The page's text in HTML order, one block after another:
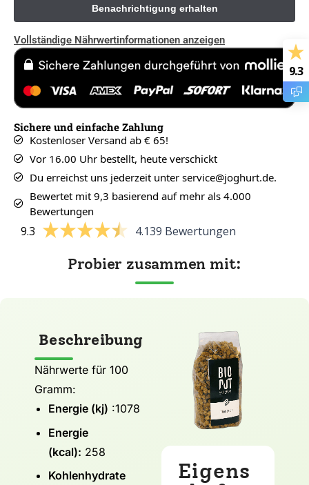
Vollständige Nährwertinformationen anzeigen
Sichere und einfache Zahlung
Kostenloser Versand ab € 65!
Vor 16.00 Uhr bestellt, heute verschickt
Du erreichst uns jederzeit unter service@joghurt.de.
Bewertet mit 9,3 basierend auf mehr als 4.000
Bewertungen
9.3 4.139 Bewertungen
Probier zusammen mit:
Beschreibung
Nährwerte für 100
Gramm:
Energie (kj) :1078
Energie
(kcal): 258
Kohlenhydrate
Eigens
9.3